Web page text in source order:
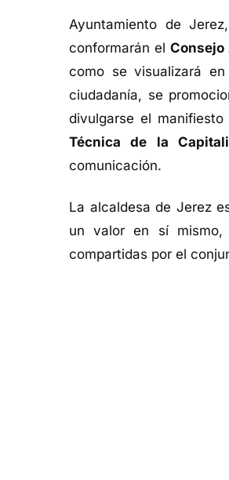
Ayuntamiento de
conformarán elConsejo
como se visualizará
ciudadanía, se
divulgarse el
Técnica de la
comunicación.
La alcaldesa de Jerez
un valor en sí mismo,
compartidas por el